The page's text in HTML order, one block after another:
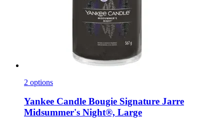
2 options
Yankee Candle Bougie Signature Jarre
Midsummer's Night®, Large